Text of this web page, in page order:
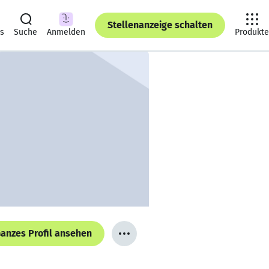
Suche Anmelden
Stellenanzeige schalten
Produkte
Profil ansehen